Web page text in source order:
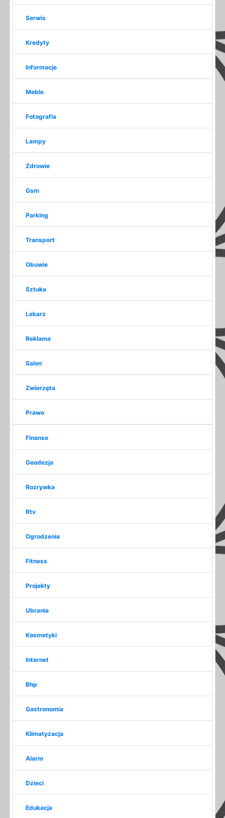
Serwis
Kredyty
Informacje
Meble
Fotografia
Lampy
Zdrowie
Gsm
Parking
Transport
Obuwie
Sztuka
Lekarz
Reklama
Salon
Zwierzęta
Prawo
Finanse
Geodezja
Rozrywka
Rtv
Ogrodzenia
Fitness
Projekty
Ubrania
Kosmetyki
Internet
Bhp
Gastronomia
Klimatyzacja
Alarm
Dzieci
Edukacja